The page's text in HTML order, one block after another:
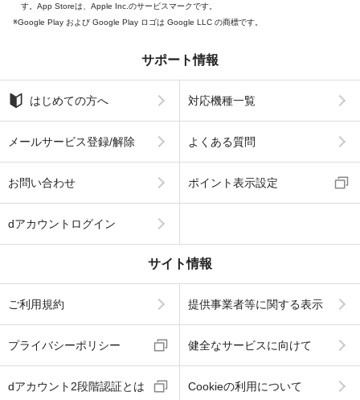
す。App Storeは、Apple Inc.のサービスマークです。
Google Play および Google Play ロゴは Google LLC の商標です。
サポート情報
はじめての方へ 対応機種一覧
メールサービス登録/解除 よくある質問
お問い合わせ ポイント表示設定
dアカウントログイン
サイト情報
ご利用規約 提供事業者等に関する表示
プライバシーポリシー 健全なサービスに向けて
dアカウント2段階認証とは Cookieの利用について